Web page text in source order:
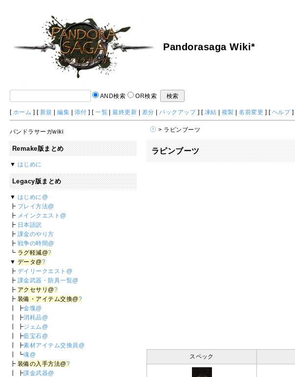
Pandorasaga Wiki*
AND検索 OR検索
[ ホーム ] [ 新規 |編集 添付 ] [一覧 |最終更新 差分 |バックアップ] [ 凍結 複製 |名前変更 ] [ ヘルプ]
> ラピンブーツ
ラピンブーツ
スペック
パンドラサーガwiki
Remake版まとめ
▼ はじめに
Legacy版まとめ
▼ はじめに@
┣ プレイ方法@
┣ メインクエスト@
┣ 日本語訳
┣ 課金のやり方
┣ 戦争の時間@
┗ ラグ軽減@?
▼ データ@?
┣ デイリークエスト@
┣ 課金武器・防具一覧@
┣ アクセサリ@?
┣ 装備・アイテム交換@?
┃ ┣金塊@
┃ ┣消耗品@
┃ ┣ジェム@
┃ ┣藍宝石@
┃ ┣素材アイテム交換員@
┃ ┗魂@
┣ 装備の入手方法@?
┃ ┣課金武器@